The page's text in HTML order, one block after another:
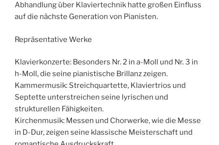
Abhandlung über Klaviertechnik hatte großen Einfluss
auf die nächste Generation von Pianisten.
Repräsentative Werke
Klavierkonzerte: Besonders Nr. 2 in a-Moll und Nr. 3 in
h-Moll, die seine pianistische Brillanz zeigen.
Kammermusik: Streichquartette, Klaviertrios und
Septette unterstreichen seine lyrischen und
strukturellen Fähigkeiten.
Kirchenmusik: Messen und Chorwerke, wie die Messe
in D-Dur, zeigen seine klassische Meisterschaft und